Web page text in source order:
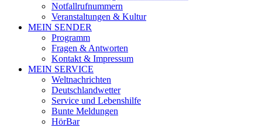
Notfallrufnummern
Veranstaltungen & Kultur
MEIN SENDER
Programm
Fragen & Antworten
Kontakt & Impressum
MEIN SERVICE
Weltnachrichten
Deutschlandwetter
Service und Lebenshilfe
Bunte Meldungen
HörBar